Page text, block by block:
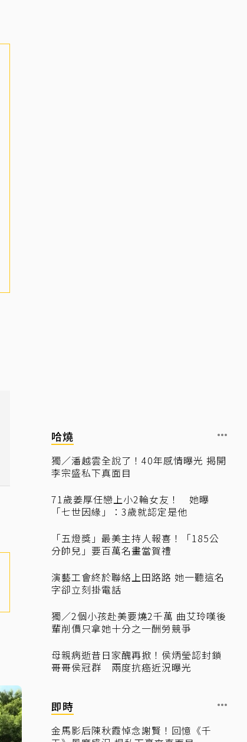
哈燒
獨／潘越雲全說了！40年感情曝光 揭開
李宗盛私下真面目
71歲姜厚任戀上小2輪女友！ 她曝
「七世因緣」：3歲就認定是他
「五燈獎」最美主持人報喜！「185公
分帥兒」要百萬名畫當賀禮
演藝工會終於聯絡上田路路 她一聽這名
字卻立刻掛電話
獨／2個小孩赴美要燒2千萬 曲艾玲嘆後
輩削價只拿她十分之一酬勞競爭
母親病逝昔日家醜再掀！侯炳瑩認封鎖
哥哥侯冠群 兩度抗癌近況曝光
即時
金馬影后陳秋霞悼念謝賢！回憶《千